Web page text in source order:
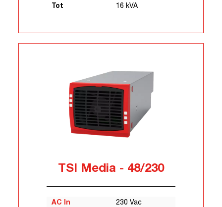
Tot
16 kVA
TSI Media - 48/230
AC In
230 Vac